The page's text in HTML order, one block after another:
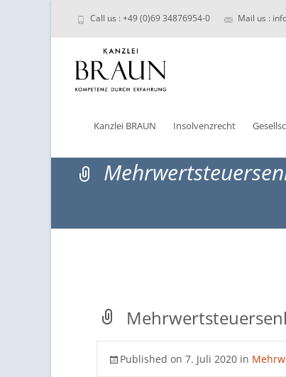
Call us : +49 (0)69 34876954-0 Mail us :
toKanzlei BRAUN Insolvenzrecht
Published on 7. Juli 2020 in